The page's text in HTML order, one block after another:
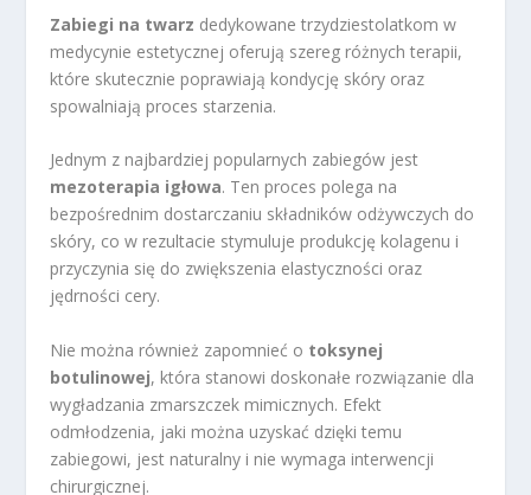
Zabiegi na twarz dedykowane trzydziestolatkom w
medycynie estetycznej oferują szereg różnych terapii,
które skutecznie poprawiają kondycję skóry oraz
spowalniają proces starzenia.
Jednym z najbardziej popularnych zabiegów jest
mezoterapia igłowa. Ten proces polega na
bezpośrednim dostarczaniu składników odżywczych do
skóry, co w rezultacie stymuluje produkcję kolagenu i
przyczynia się do zwiększenia elastyczności oraz
jędrności cery.
Nie można również zapomnieć o toksynej
botulinowej, która stanowi doskonałe rozwiązanie dla
wygładzania zmarszczek mimicznych. Efekt
odmłodzenia, jaki można uzyskać dzięki temu
zabiegowi, jest naturalny i nie wymaga interwencji
chirurgicznej.